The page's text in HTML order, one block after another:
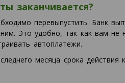
заканчивается?
перевыпустить. Банк
Это удобно, так как вам
автоплатежи.
месяца срока